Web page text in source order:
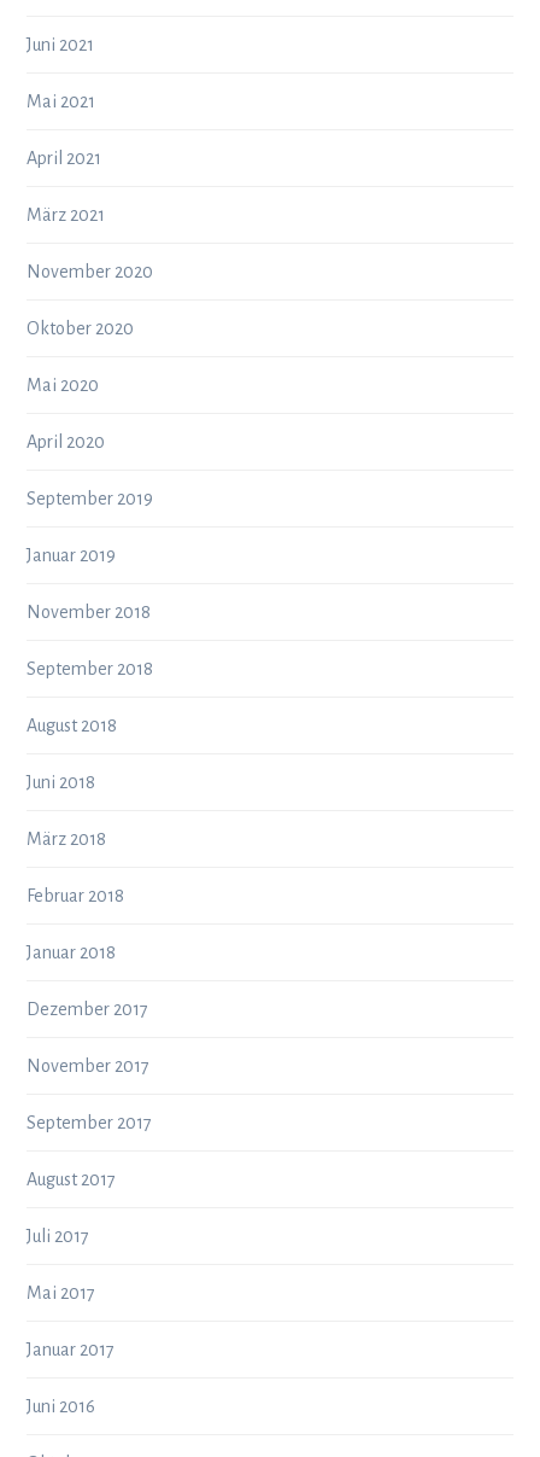
Juni 2021
Mai 2021
April 2021
März 2021
November 2020
Oktober 2020
Mai 2020
April 2020
September 2019
Januar 2019
November 2018
September 2018
August 2018
Juni 2018
März 2018
Februar 2018
Januar 2018
Dezember 2017
November 2017
September 2017
August 2017
Juli 2017
Mai 2017
Januar 2017
Juni 2016